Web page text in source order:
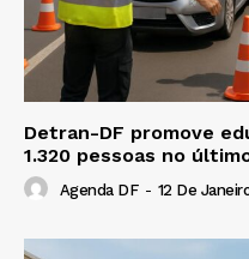
Detran-DF promove
1.320 pessoas no
Agenda DF - 12 De